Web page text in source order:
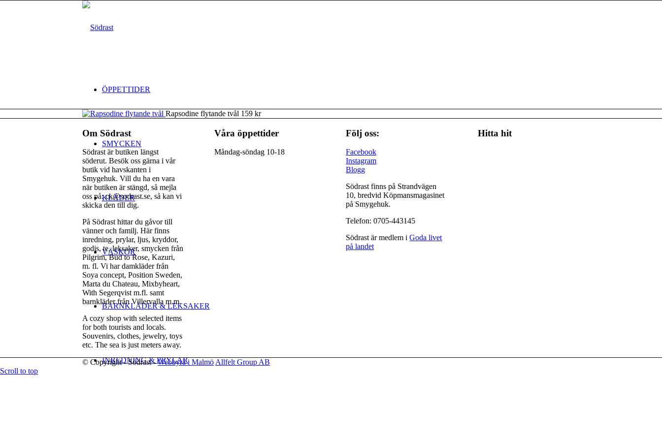
ÖPPETTIDER
SMYCKEN
KLÄDER
VÄSKOR
BARNKLÄDER & LEKSAKER
INREDNING & PRYLAR
Rapsodine flytande tvål 159 kr
Om Södrast
Södrast är butiken längst
söderut. Besök oss gärna i vår
butik vid havskanten i
Smygehuk. Vill du ha en vara
när butiken är stängd, så mejla
oss på: ck@sodrast.se, så kan vi
skicka den till dig.
På Södrast hittar du gåvor till
vänner och familj. Här finns
inredning, prylar, ljus, kryddor,
godis, te, leksaker, smycken från
Pilgrim, Bud to Rose, Kazuri,
m. fl. Vi har damkläder från
Soya concept, Position Sweden,
Marta du Chateau, Mixbyheart,
With Segerqvist m.fl. samt
barnkläder från Villervalla m.m.
A cozy shop with selected items
for both tourists and locals.
Souvenirs, clothes, jewelry, toys
etc. The sea is just meters away.
Våra öppettider
Måndag-söndag 10-18
Följ oss:
Facebook
Instagram
Blogg
Södrast finns på Strandvägen
10, bredvid Köpmansmagasinet
på Smygehuk.
Telefon: 0705-443145
Södrast är medlem iGoda livet
på landet
Hitta hit
© Copyright - Södrast -Webbyrå i MalmöAllfelt Group AB
Scroll to top